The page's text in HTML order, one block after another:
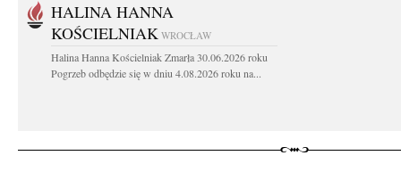
HALINA HANNA
KOŚCIELNIAK WROCŁAW
Halina Hanna Kościelniak Zmarła 30.06.2026 roku
Pogrzeb odbędzie się w dniu 4.08.2026 roku na...